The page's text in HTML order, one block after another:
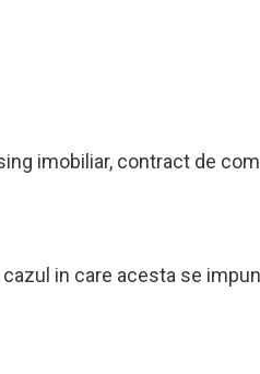
imobiliar, contract de
in care acesta se